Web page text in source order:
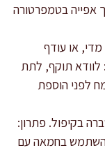
אפייה בטמפרטורה
או עודף
לוודא תוקף, לתת
לפני הוספת
בקיפול. פתרון:
להשתמש בחמאה עם